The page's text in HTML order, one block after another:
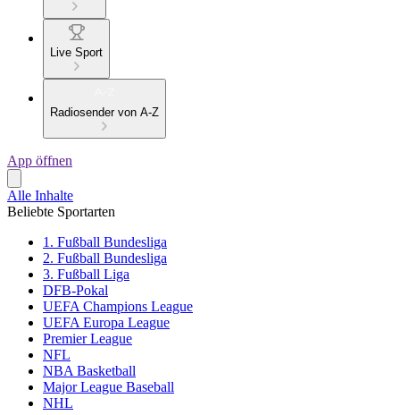
Live Sport
Radiosender von A-Z
App öffnen
Alle Inhalte
Beliebte Sportarten
1. Fußball Bundesliga
2. Fußball Bundesliga
3. Fußball Liga
DFB-Pokal
UEFA Champions League
UEFA Europa League
Premier League
NFL
NBA Basketball
Major League Baseball
NHL